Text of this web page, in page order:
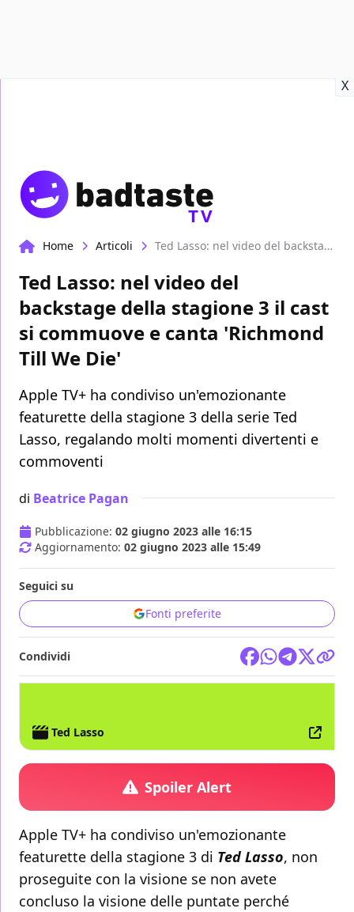
X
TV
Home Articoli Ted Lasso: nel video del backstage della stagione 3 il cast si commuove e canta 'Richmond Till We Die'
Ted Lasso: nel video del
backstage della stagione 3 il cast
si commuove e canta 'Richmond
Till We Die'
Apple TV+ ha condiviso un'emozionante
featurette della stagione 3 della serie Ted
Lasso, regalando molti momenti divertenti e
commoventi
di Beatrice Pagan
Pubblicazione: 02 giugno 2023 alle 16:15
Aggiornamento: 02 giugno 2023 alle 15:49
Seguici su
Fonti preferite
Condividi
Ted Lasso
Spoiler Alert
Apple TV+ ha condiviso un'emozionante
featurette della stagione 3 di Ted Lasso, non
proseguite con la visione se non avete
concluso la visione delle puntate perché